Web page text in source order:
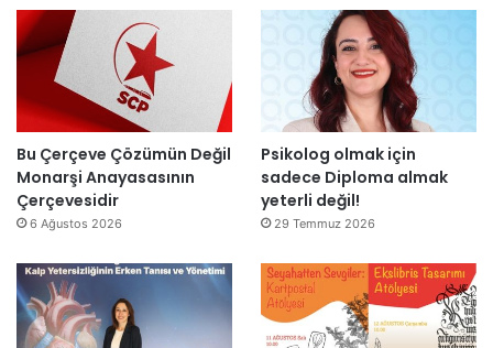
d
i
”
l
l
a
s
o
n
r
a
y
n
i
d
Bu Çerçeve Çözümün Değil
Monarşi Anayasasının
Çerçevesidir
6 Ağustos 2026
Psikolog olmak için
sadece Diploma almak
yeterli değil!
29 Temmuz 2026